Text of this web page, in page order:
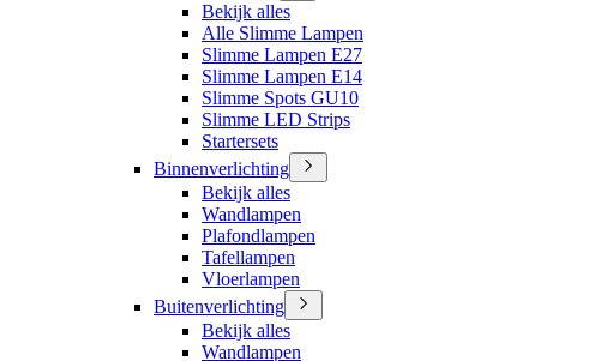
Bekijk alles
Alle Slimme Lampen
Slimme Lampen E27
Slimme Lampen E14
Slimme Spots GU10
Slimme LED Strips
Startersets
Binnenverlichting
Bekijk alles
Wandlampen
Plafondlampen
Tafellampen
Vloerlampen
Buitenverlichting
Bekijk alles
Wandlampen